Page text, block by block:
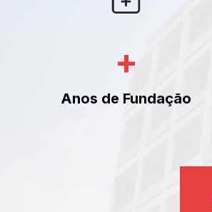
+
Anos de Fundação